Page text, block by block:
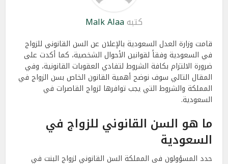
كتبهMalk Alaa
قامت وزارة العدل السعودية بالإعلان عن السن القانوني للزواج
في السعودية وفقاً لقوانين الأحوال الشخصية، كما أكدت على
ضرورة الالتزام بكافة الشروط لتفادي العقوبات القانونية، وفي
المقال التالي سوف نوضح أهمية القانون الخاص بسن الزواج في
المملكة والشروط التي يجب توافرها لزواج القاصرات في
السعودية.
ما هو السن القانوني للزواج في
السعودية
حدد المسؤولون فى المملكة السن القانوني لزواج البنت في